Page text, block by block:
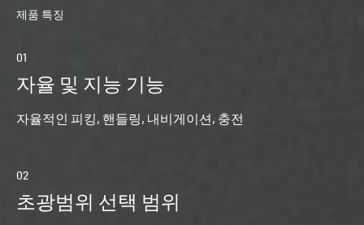
제품 특징
01
자율 및 지능 기능
자율적인 피킹, 핸들링, 내비게이션, 충전
02
초광범위 선택 범위